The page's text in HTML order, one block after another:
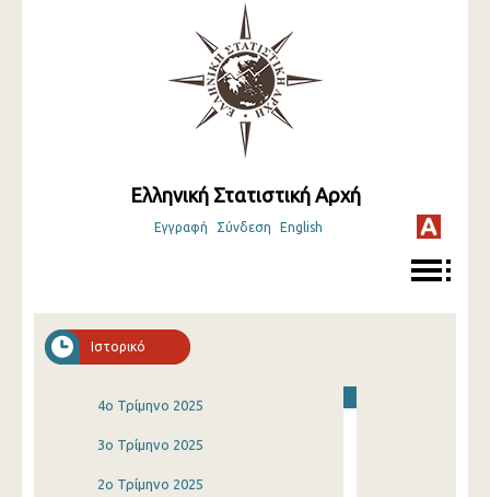
Ελληνική Στατιστική Αρχή
Εγγραφή Σύνδεση English
Ιστορικό
4o Τρίμηνο 2025
3o Τρίμηνο 2025
2o Τρίμηνο 2025